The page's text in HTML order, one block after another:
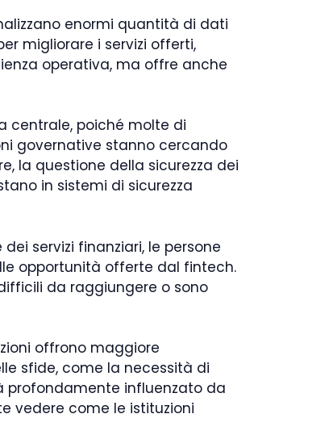
enormi quantità di dati
migliorare i servizi offerti,
operativa, ma offre anche
centrale, poiché molte di
governative stanno cercando
la questione della sicurezza dei
in sistemi di sicurezza
servizi finanziari, le persone
opportunità offerte dal fintech.
da raggiungere o sono
offrono maggiore
sfide, come la necessità di
profondamente influenzato da
vedere come le istituzioni